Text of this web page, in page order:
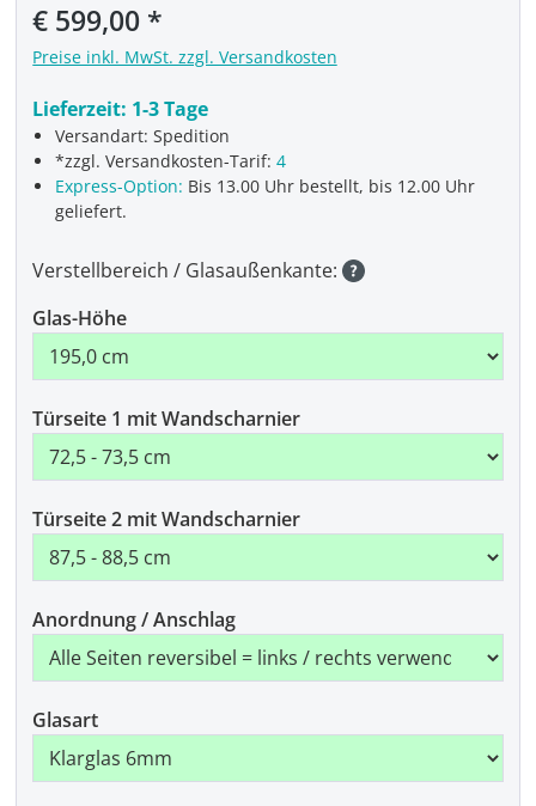
€ 599,00
Preise inkl. MwSt. zzgl. Versandkosten
Lieferzeit: 1-3 Tage
Versandart: Spedition
*zzgl. Versandkosten-Tarif:4
Express-Option: Bis 13.00 Uhr bestellt, bis 12.00 Uhr
geliefert.
Verstellbereich / Glasaußenkante:
Glas-Höhe
Türseite 1 mit Wandscharnier
Türseite 2 mit Wandscharnier
Anordnung / Anschlag
Glasart